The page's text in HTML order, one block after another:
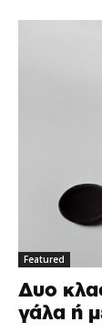
Featured
Δυο
γάλα ή